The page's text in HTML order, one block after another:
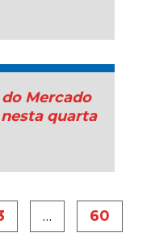
Mercado
quarta
… 60